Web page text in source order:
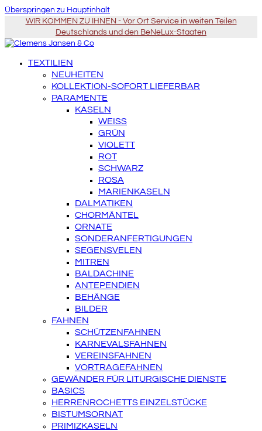
Überspringen zu Hauptinhalt
WIR KOMMEN ZU IHNEN - Vor Ort Service in weiten Teilen
Deutschlands und den BeNeLux-Staaten
TEXTILIEN
NEUHEITEN
KOLLEKTION-SOFORT LIEFERBAR
PARAMENTE
KASELN
WEISS
GRÜN
VIOLETT
ROT
SCHWARZ
ROSA
MARIENKASELN
DALMATIKEN
CHORMÄNTEL
ORNATE
SONDERANFERTIGUNGEN
SEGENSVELEN
MITREN
BALDACHINE
ANTEPENDIEN
BEHÄNGE
BILDER
FAHNEN
SCHÜTZENFAHNEN
KARNEVALSFAHNEN
VEREINSFAHNEN
VORTRAGEFAHNEN
GEWÄNDER FÜR LITURGISCHE DIENSTE
BASICS
HERRENROCHETTS EINZELSTÜCKE
BISTUMSORNAT
PRIMIZKASELN